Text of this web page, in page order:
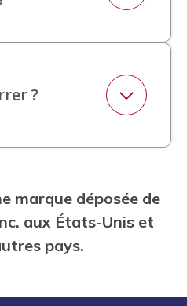
?
marque déposée de
aux États-Unis et
pays.